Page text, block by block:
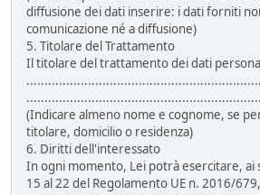
diffusione dei dati inserire: i dati forniti
comunicazione né a diffusione)
5. Titolare del Trattamento
Il titolare del trattamento dei dati
(Indicare almeno nome e cognome, se
titolare, domicilio o residenza)
6. Diritti dell'interessato
In ogni momento, Lei potrà esercitare, ai
15 al 22 del Regolamento UE n. 2016/